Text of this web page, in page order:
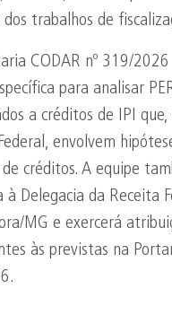
trabalhos de
CODAR nº 319/
para analisar
a créditos de IPI que,
envolvem
créditos. A equipe
à Delegacia da Receita
MG e exercerá
às previstas na